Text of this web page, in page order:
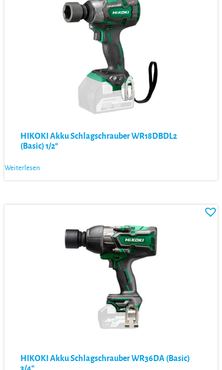
HIKOKI Akku Schlagschrauber WR18DBDL2
(Basic) 1/2“
Weiterlesen
HIKOKI Akku Schlagschrauber WR36DA (Basic)